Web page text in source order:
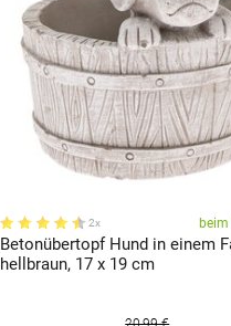
2x beim
Betonübertopf Hund in einem
hellbraun, 17 x 19 cm